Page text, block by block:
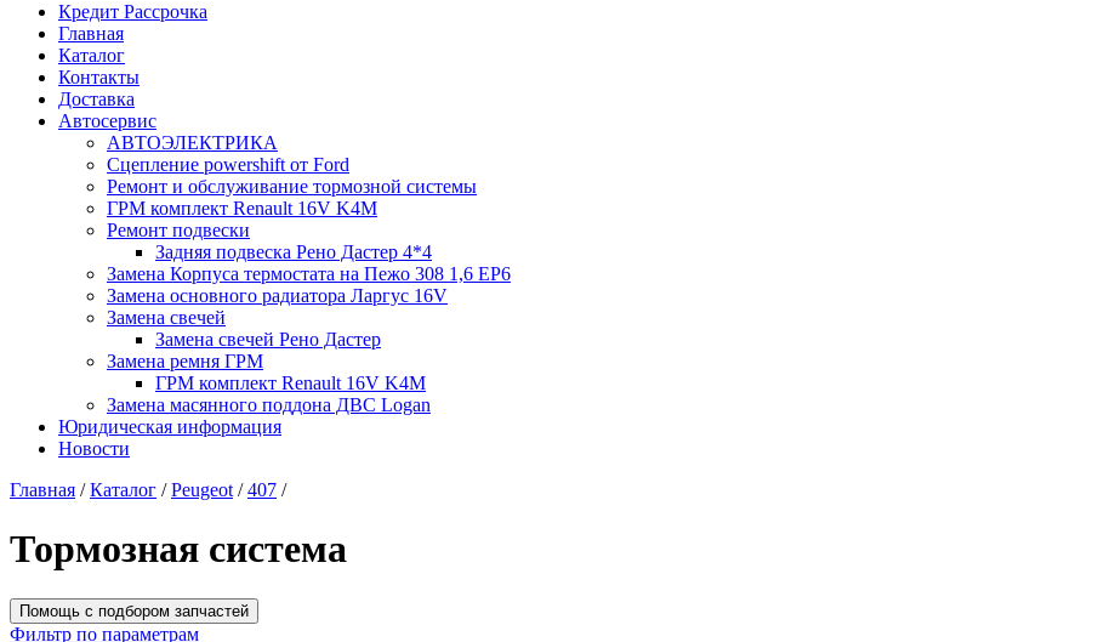
Кредит Рассрочка
Главная
Каталог
Контакты
Доставка
Автосервис
АВТОЭЛЕКТРИКА
Сцепление powershift от Ford
Ремонт и обслуживание тормозной системы
ГРМ комплект Renault 16V K4M
Ремонт подвески
Задняя подвеска Рено Дастер 4*4
Замена Корпуса термостата на Пежо 308 1,6 EP6
Замена основного радиатора Ларгус 16V
Замена свечей
Замена свечей Рено Дастер
Замена ремня ГРМ
ГРМ комплект Renault 16V K4M
Замена масянного поддона ДВС Logan
Юридическая информация
Новости
Главная / Каталог / Peugeot / 407 /
Тормозная система
Помощь с подбором запчастей
Фильтр по параметрам